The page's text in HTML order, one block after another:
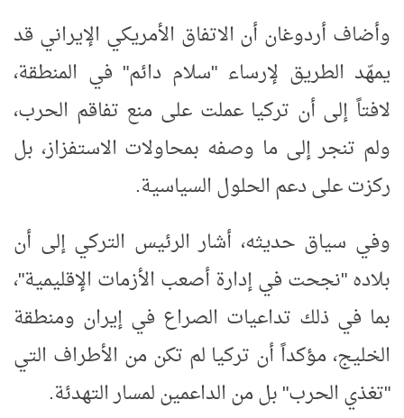
وأضاف أردوغان أن الاتفاق الأمريكي الإيراني قد
يمهّد الطريق لإرساء "سلام دائم" في المنطقة،
لافتاً إلى أن تركيا عملت على منع تفاقم الحرب،
ولم تنجر إلى ما وصفه بمحاولات الاستفزاز، بل
ركزت على دعم الحلول السياسية.
وفي سياق حديثه، أشار الرئيس التركي إلى أن
بلاده "نجحت في إدارة أصعب الأزمات الإقليمية"،
بما في ذلك تداعيات الصراع في إيران ومنطقة
الخليج، مؤكداً أن تركيا لم تكن من الأطراف التي
"تغذي الحرب" بل من الداعمين لمسار التهدئة.